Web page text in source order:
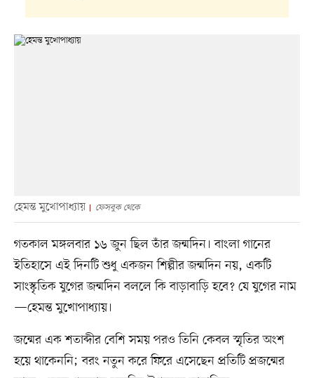
হেমন্ত মুখোপাধ্যায় ফেসবুক থেকে
গতকাল মঙ্গলবার ১৬ জুন ছিল তাঁর জন্মদিন। বাংলা গানের
ইতিহাসে এই দিনটি শুধু একজন শিল্পীর জন্মদিন নয়, একটি
সাংস্কৃতিক যুগের জন্মদিন বললে কি বাড়াবাড়ি হবে? যে যুগের নাম
—হেমন্ত মুখোপাধ্যায়।
জন্মের এক শতাব্দীর বেশি সময় পরও তিনি কেবল স্মৃতির অংশ
হয়ে থাকেননি; বরং নতুন করে ফিরে এসেছেন প্রতিটি প্রজন্মের